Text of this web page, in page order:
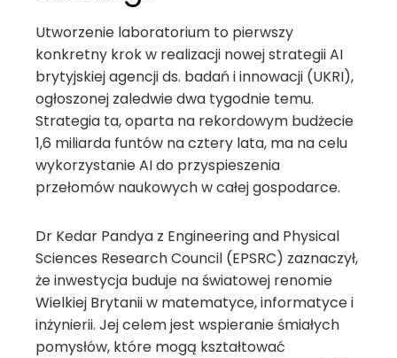
Utworzenie laboratorium to pierwszy
konkretny krok w realizacji nowej strategii AI
brytyjskiej agencji ds. badań i innowacji (UKRI),
ogłoszonej zaledwie dwa tygodnie temu.
Strategia ta, oparta na rekordowym budżecie
1,6 miliarda funtów na cztery lata, ma na celu
wykorzystanie AI do przyspieszenia
przełomów naukowych w całej gospodarce.
Dr Kedar Pandya z Engineering and Physical
Sciences Research Council (EPSRC) zaznaczył,
że inwestycja buduje na światowej renomie
Wielkiej Brytanii w matematyce, informatyce i
inżynierii. Jej celem jest wspieranie śmiałych
pomysłów, które mogą kształtować